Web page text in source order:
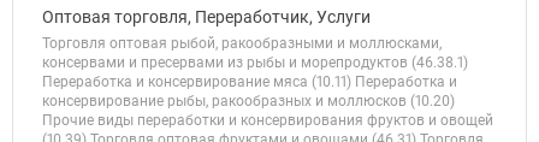
Оптовая торговля, Переработчик, Услуги
Торговля оптовая рыбой, ракообразными и моллюсками,
консервами и пресервами из рыбы и морепродуктов (46.38.1)
Переработка и консервирование мяса (10.11) Переработка и
консервирование рыбы, ракообразных и моллюсков (10.20)
Прочие виды переработки и консервирования фруктов и овощей